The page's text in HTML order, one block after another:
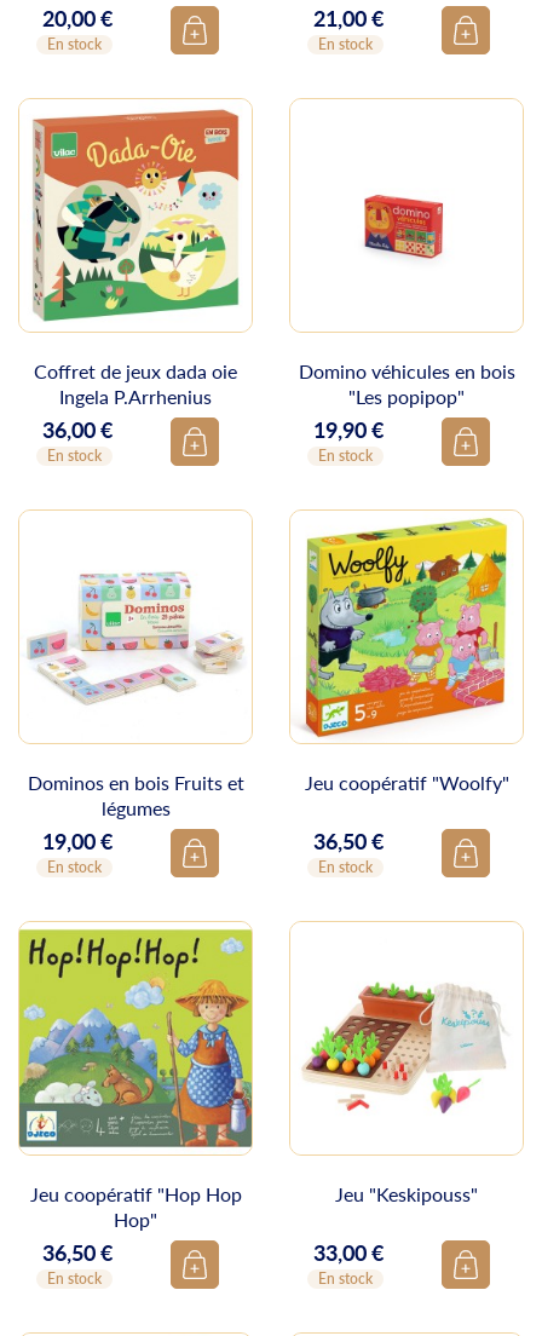
Prix
20,00 €
En stock
Prix
21,00 €
En stock
Coffret de jeux dada oie
Ingela P.Arrhenius
Prix
36,00 €
En stock
Domino véhicules en bois
"Les popipop"
Prix
19,90 €
En stock
Dominos en bois Fruits et
légumes
Prix
19,00 €
En stock
Jeu coopératif "Woolfy"
Prix
36,50 €
En stock
Jeu coopératif "Hop Hop
Hop"
Prix
36,50 €
En stock
Jeu "Keskipouss"
Prix
33,00 €
En stock